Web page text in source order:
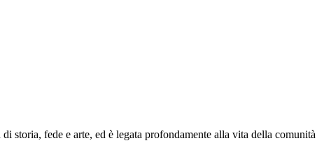
storia, fede e arte, ed è legata profondamente alla vita della comunità